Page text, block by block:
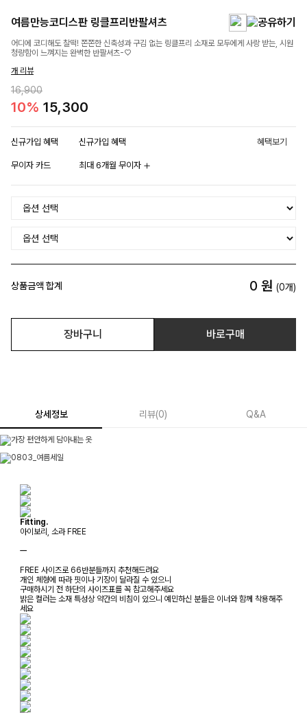
여름만능코디스판 링클프리반팔셔츠
어디에 코디해도 찰떡! 쫀쫀한 신축성과 구김 없는 링클프리 소재로 모두에게 사랑 받는, 시원
청량함이 느껴지는 완벽한 반팔셔츠-♡
개 리뷰
16,900
10% 15,300
신규가입 혜택 신규가입 혜택 혜택보기
무이자 카드 최대 6개월 무이자
상품금액 합계 0 원 (0개)
장바구니 바로구매
상세정보 리뷰(0) Q&A
Fitting.
아이보리, 소라 FREE
ㅡ
FREE 사이즈로 66반분들까지 추천해드려요
개인 체형에 따라 핏이나 기장이 달라질 수 있으니
구매하시기 전 하단의 사이즈표를 꼭 참고해주세요
밝은 컬러는 소재 특성상 약간의 비침이 있으니 예민하신 분들은 이너와 함께 착용해주
세요